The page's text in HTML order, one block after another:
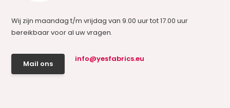
Wij zijn maandag t/m vrijdag van 9.00 uur tot 17.00 uur
bereikbaar voor al uw vragen.
Mail ons
info@yesfabrics.eu